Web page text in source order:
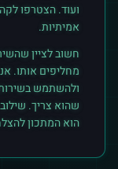
ועוד. הצטרפו
אמיתיות.
חשוב לציין
מחליפים אותו.
ולהשתמש
שהוא צריך.
הוא המתכון